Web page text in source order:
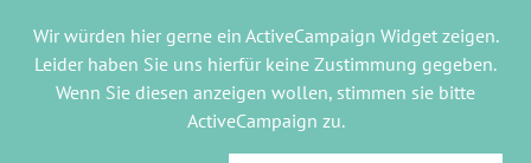
Wir würden hier gerne ein ActiveCampaign Widgetzeigen.
Leider haben Sie uns hierfür keine Zustimmung gegeben.
Wenn Sie diesen anzeigen wollen, stimmen sie bitte
ActiveCampaign zu.